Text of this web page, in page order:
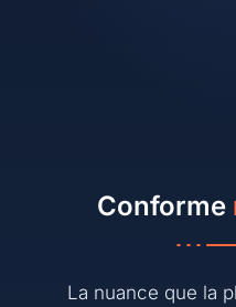
Conforme
La nuance que la